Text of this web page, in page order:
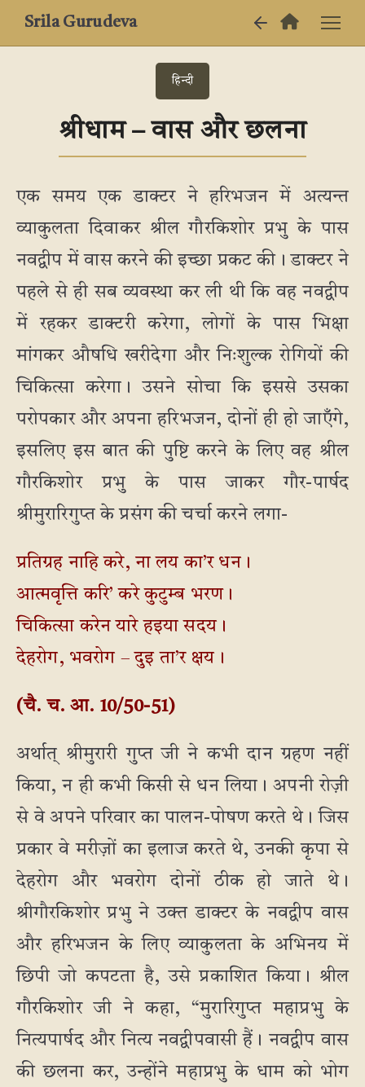
Srila Gurudeva
हिन्दी
श्रीधाम – वास और छलना
एक समय एक डाक्टर ने हरिभजन में अत्यन्त
व्याकुलता दिवाकर श्रील गौरकिशोर प्रभु के पास
नवद्वीप में वास करने की इच्छा प्रकट की। डाक्टर ने
पहले से ही सब व्यवस्था कर ली थी कि वह नवद्वीप
में रहकर डाक्टरी करेगा, लोगों के पास भिक्षा
मांगकर औषधि खरीदेगा और निःशुल्क रोगियों की
चिकित्सा करेगा। उसने सोचा कि इससे उसका
परोपकार और अपना हरिभजन, दोनों ही हो जाएँगे,
इसलिए इस बात की पुष्टि करने के लिए वह श्रील
गौरकिशोर प्रभु के पास जाकर गौर-पार्षद
श्रीमुरारिगुप्त के प्रसंग की चर्चा करने लगा-
प्रतिग्रह नाहि करे, ना लय का’र धन।
आत्मवृत्ति करि’ करे कुटुम्ब भरण।
चिकित्सा करेन यारे हइया सदय।
देहरोग, भवरोग – दुइ ता’र क्षय।
(चै. च. आ. 10/50-51)
अर्थात् श्रीमुरारी गुप्त जी ने कभी दान ग्रहण नहीं
किया, न ही कभी किसी से धन लिया। अपनी रोज़ी
से वे अपने परिवार का पालन-पोषण करते थे। जिस
प्रकार वे मरीज़ों का इलाज करते थे, उनकी कृपा से
देहरोग और भवरोग दोनों ठीक हो जाते थे।
श्रीगौरकिशोर प्रभु ने उक्त डाक्टर के नवद्वीप वास
और हरिभजन के लिए व्याकुलता के अभिनय में
छिपी जो कपटता है, उसे प्रकाशित किया। श्रील
गौरकिशोर जी ने कहा, “मुरारिगुप्त महाप्रभु के
नित्यपार्षद और नित्य नवद्वीपवासी हैं। नवद्वीप वास
की छलना कर, उन्होंने महाप्रभु के धाम को भोग